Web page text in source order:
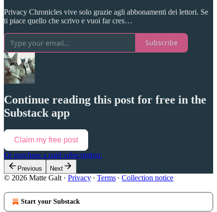
Privacy Chronicles vive solo grazie agli abbonamenti dei lettori. Se
ti piace quello che scrivo e vuoi far cres…
Subscribe
Continue reading this post for free in the
Substack app
Claim my free post
Or purchase a paid subscription.
Previous Next
© 2026 Matte Galt · Privacy ∙ Terms ∙ Collection notice
Start your Substack